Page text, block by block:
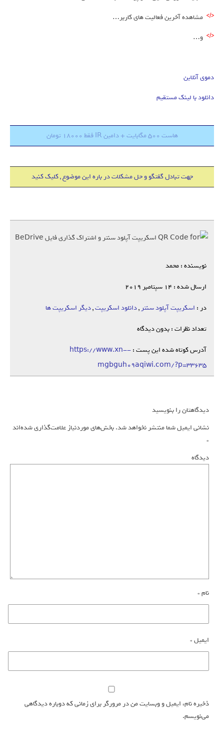
مشاهده آخرین فعالیت های کاربر…
و…
دموی آنلاین
دانلود با لینک مستقیم
هاست 500 مگابایت + دامین IR فقط 18000 تومان
جهت تبادل گفتگو و حل مشکلات در باره این موضوع , کلیک کنید
نویسنده : محمد
ارسال شده : 14 سپتامبر 2019
در : اسکریپت آپلود سنتر ,دانلود اسکریپت,دیگر اسکریپت ها
تعداد نظرات : بدون دیدگاه
آدرس کوتاه شده این پست :https://www.xn--
mgbguh09aqiwi.com/?p=33635
دیدگاهتان را بنویسید
نشانی ایمیل شما منتشر نخواهد شد.بخش‌های موردنیاز علامت‌گذاری شده‌اند
*
دیدگاه
نام*
ایمیل*
ذخیره نام، ایمیل و وبسایت من در مرورگر برای زمانی که دوباره دیدگاهی
می‌نویسم.